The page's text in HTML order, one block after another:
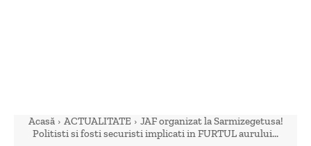
Acasă ACTUALITATE
JAF organizat la Sarmizegetusa!
Politisti si fosti securisti implicati in FURTUL aurului...